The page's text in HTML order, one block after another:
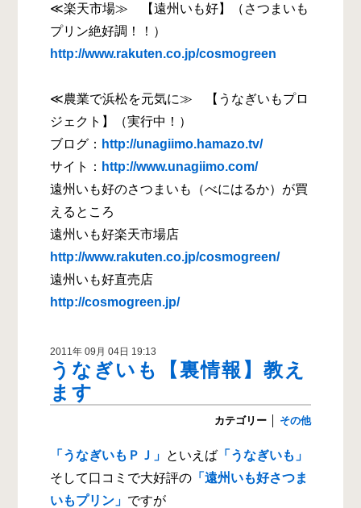
≪楽天市場≫ 【遠州いも好】（さつまいも
プリン絶好調！！）
http://www.rakuten.co.jp/cosmogreen
≪農業で浜松を元気に≫ 【うなぎいもプロ
ジェクト】（実行中！）
ブログ： http://unagiimo.hamazo.tv/
サイト： http://www.unagiimo.com/
遠州いも好のさつまいも（べにはるか）が買
えるところ
遠州いも好楽天市場店
http://www.rakuten.co.jp/cosmogreen/
遠州いも好直売店
http://cosmogreen.jp/
2011年 09月 04日 19:13
うなぎいも【裏情報】教え
ます
カテゴリー その他
「うなぎいもＰＪ」 といえば 「うなぎいも」
そして口コミで大好評の 「遠州いも好さつま
いもプリン」 ですが